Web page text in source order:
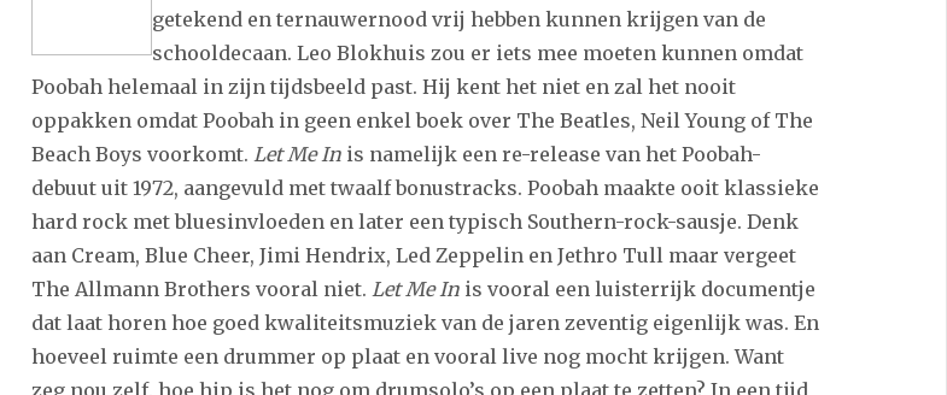
getekend en ternauwernood vrij hebben kunnen krijgen van de
schooldecaan. Leo Blokhuis zou er iets mee moeten kunnen omdat
Poobah helemaal in zijn tijdsbeeld past. Hij kent het niet en zal het nooit
oppakken omdat Poobah in geen enkel boek over The Beatles, Neil Young of The
Beach Boys voorkomt. Let Me Inis namelijk een re-release van het Poobah-
debuut uit 1972, aangevuld met twaalf bonustracks. Poobah maakte ooit klassieke
hard rock met bluesinvloeden en later een typisch Southern-rock-sausje. Denk
aan Cream, Blue Cheer, Jimi Hendrix, Led Zeppelin en Jethro Tull maar vergeet
The Allmann Brothers vooral niet. Let Me Inis vooral een luisterrijk documentje
dat laat horen hoe goed kwaliteitsmuziek van de jaren zeventig eigenlijk was. En
hoeveel ruimte een drummer op plaat en vooral live nog mocht krijgen. Want